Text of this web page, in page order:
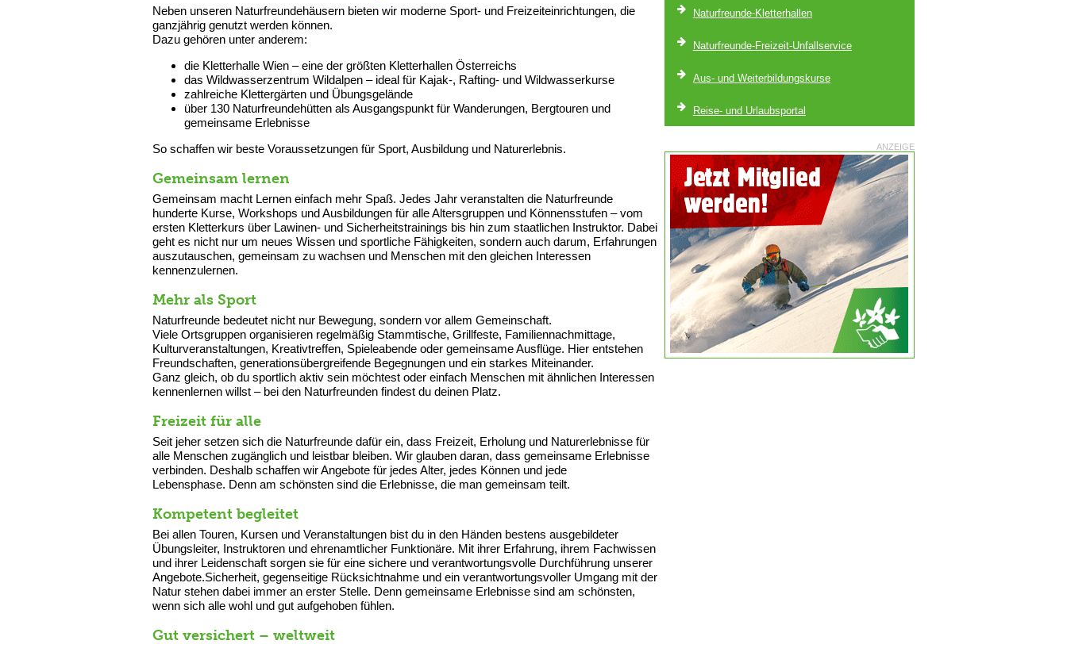
Neben unseren Naturfreundehäusern bieten wir moderne Sport- und Freizeiteinrichtungen, die
ganzjährig genutzt werden können.
Dazu gehören unter anderem:
die Kletterhalle Wien – eine der größten Kletterhallen Österreichs
das Wildwasserzentrum Wildalpen – ideal für Kajak-, Rafting- und Wildwasserkurse
zahlreiche Klettergärten und Übungsgelände
über 130 Naturfreundehütten als Ausgangspunkt für Wanderungen, Bergtouren und
gemeinsame Erlebnisse
So schaffen wir beste Voraussetzungen für Sport, Ausbildung und Naturerlebnis.
Gemeinsam lernen
Gemeinsam macht Lernen einfach mehr Spaß. Jedes Jahr veranstalten die Naturfreunde
hunderte Kurse, Workshops und Ausbildungen für alle Altersgruppen und Könnensstufen – vom
ersten Kletterkurs über Lawinen- und Sicherheitstrainings bis hin zum staatlichen Instruktor. Dabei
geht es nicht nur um neues Wissen und sportliche Fähigkeiten, sondern auch darum, Erfahrungen
auszutauschen, gemeinsam zu wachsen und Menschen mit den gleichen Interessen
kennenzulernen.
Mehr als Sport
Naturfreunde bedeutet nicht nur Bewegung, sondern vor allem Gemeinschaft.
Viele Ortsgruppen organisieren regelmäßig Stammtische, Grillfeste, Familiennachmittage,
Kulturveranstaltungen, Kreativtreffen, Spieleabende oder gemeinsame Ausflüge. Hier entstehen
Freundschaften, generationsübergreifende Begegnungen und ein starkes Miteinander.
Ganz gleich, ob du sportlich aktiv sein möchtest oder einfach Menschen mit ähnlichen Interessen
kennenlernen willst – bei den Naturfreunden findest du deinen Platz.
Freizeit für alle
Seit jeher setzen sich die Naturfreunde dafür ein, dass Freizeit, Erholung und Naturerlebnisse für
alle Menschen zugänglich und leistbar bleiben. Wir glauben daran, dass gemeinsame Erlebnisse
verbinden. Deshalb schaffen wir Angebote für jedes Alter, jedes Können und jede
Lebensphase. Denn am schönsten sind die Erlebnisse, die man gemeinsam teilt.
Kompetent begleitet
Bei allen Touren, Kursen und Veranstaltungen bist du in den Händen bestens ausgebildeter
Übungsleiter, Instruktoren und ehrenamtlicher Funktionäre. Mit ihrer Erfahrung, ihrem Fachwissen
und ihrer Leidenschaft sorgen sie für eine sichere und verantwortungsvolle Durchführung unserer
Angebote.Sicherheit, gegenseitige Rücksichtnahme und ein verantwortungsvoller Umgang mit der
Natur stehen dabei immer an erster Stelle. Denn gemeinsame Erlebnisse sind am schönsten,
wenn sich alle wohl und gut aufgehoben fühlen.
Gut versichert – weltweit
Naturfreunde-Kletterhallen
Naturfreunde-Freizeit-Unfallservice
Aus- und Weiterbildungskurse
Reise- und Urlaubsportal
ANZEIGE